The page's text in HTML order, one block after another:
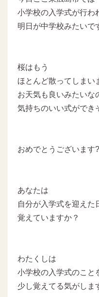
小学校の入学式が行わ
明日が中学校みたいで
桜はもう
ほとんど散ってしまい
お天気も良いみたいな
気持ちのいい式ができ
おめでとうございます?
あなたは
自分が入学式を迎えた
覚えていますか？
わたくしは
小学校の入学式のこと
少し覚えてる気がしま